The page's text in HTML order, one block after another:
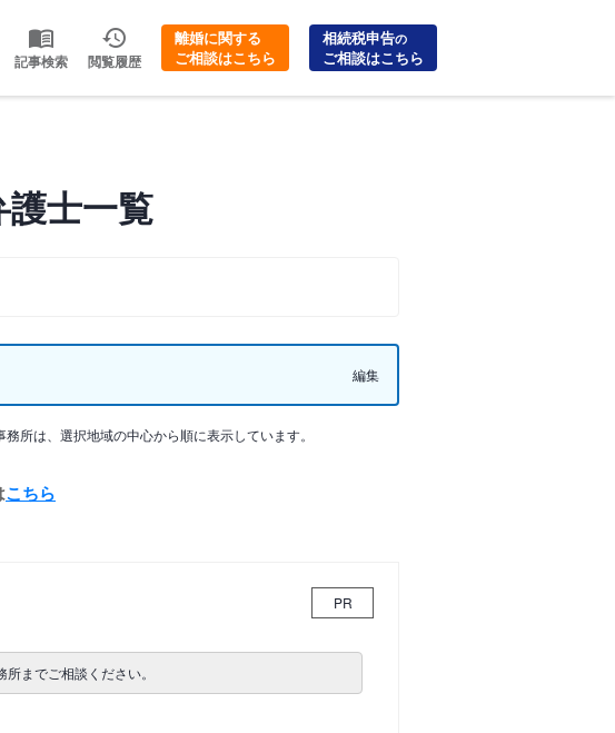
記事検索 閲覧履歴
離婚に関する
ご相談はこちら
相続税申告の
ご相談はこちら
士一覧
編集
所は、選択地域の中心から順に表示しています。
こちら
PR
までご相談ください。